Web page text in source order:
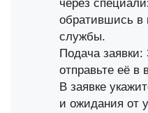
через
обратившись
службы.
Подача заявки:
отправьте её в
В заявке
и ожидания от